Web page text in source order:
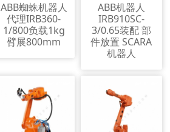
ABB蜘蛛机器人
代理IRB360-
1/800负载1kg
臂展800mm
ABB机器人
IRB910SC-
3/0.65装配 部
件放置 SCARA
机器人